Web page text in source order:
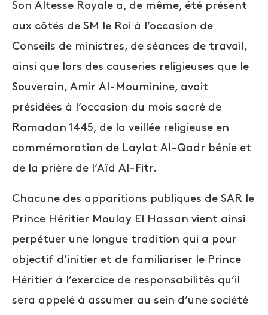
Son Altesse Royale a, de même, été présent
aux côtés de SM le Roi à l’occasion de
Conseils de ministres, de séances de travail,
ainsi que lors des causeries religieuses que le
Souverain, Amir Al-Mouminine, avait
présidées à l’occasion du mois sacré de
Ramadan 1445, de la veillée religieuse en
commémoration de Laylat Al-Qadr bénie et
de la prière de l’Aïd Al-Fitr.
Chacune des apparitions publiques de SAR le
Prince Héritier Moulay El Hassan vient ainsi
perpétuer une longue tradition qui a pour
objectif d’initier et de familiariser le Prince
Héritier à l’exercice de responsabilités qu’il
sera appelé à assumer au sein d’une société